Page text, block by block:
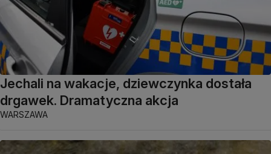
Jechali na wakacje, dziewczynka dostała
drgawek. Dramatyczna akcja
WARSZAWA